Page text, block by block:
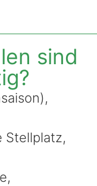
sind
Stellplatz,